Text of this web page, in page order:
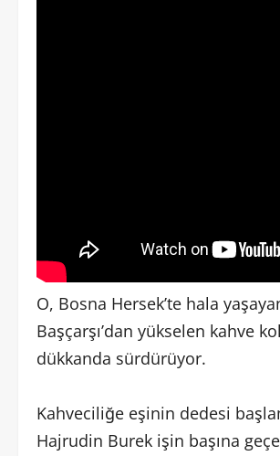
O, Bosna Hersek’te hala
Başçarşı’dan yükselen kahve
dükkanda sürdürüyor.
Kahveciliğe eşinin dedesi
Hajrudin Burek işin başına